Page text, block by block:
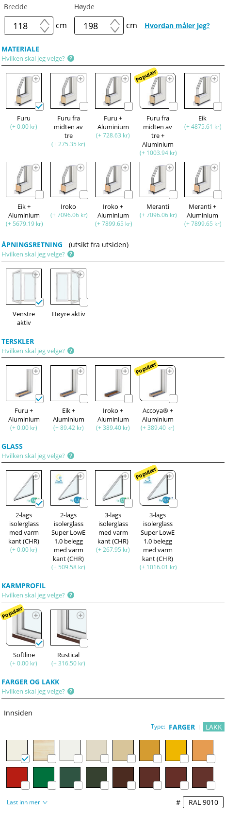
Bredde
cm
Høyde
cm Hvordan måler jeg?
MATERIALE
Hvilken skal jeg velge?
Furu
(+ 0.00 kr)
Furu fra
midten av
tre
(+ 275.35 kr)
Furu +
Aluminium
(+ 728.63 kr)
Populær
Furu fra
midten av
tre +
Aluminium
(+ 1003.94 kr)
Eik
(+ 4875.61 kr)
Eik +
Aluminium
(+ 5679.19 kr)
Iroko
(+ 7096.06 kr)
Iroko +
Aluminium
(+ 7899.65 kr)
Meranti
(+ 7096.06 kr)
Meranti +
Aluminium
(+ 7899.65 kr)
ÅPNINGSRETNING (utsikt fra utsiden)
Hvilken skal jeg velge?
Venstre
aktiv
Høyre aktiv
TERSKLER
Hvilken skal jeg velge?
Furu +
Aluminium
(+ 0.00 kr)
Eik +
Aluminium
(+ 89.42 kr)
Iroko +
Aluminium
(+ 389.40 kr)
Populær
Accoya® +
Aluminium
(+ 389.40 kr)
GLASS
Hvilken skal jeg velge?
2-lags
isolerglass
med varm
kant (CHR)
(+ 0.00 kr)
2-lags
isolerglass
Super LowE
1.0 belegg
med varm
kant (CHR)
(+ 509.58 kr)
3-lags
isolerglass
med varm
kant (CHR)
(+ 267.95 kr)
Populær
3-lags
isolerglass
Super LowE
1.0 belegg
med varm
kant (CHR)
(+ 1016.01 kr)
KARMPROFIL
Hvilken skal jeg velge?
Populær
Softline
(+ 0.00 kr)
Rustical
(+ 316.50 kr)
FARGER OG LAKK
Hvilken skal jeg velge?
Innsiden
Type: FARGER LAKK
Last inn mer #